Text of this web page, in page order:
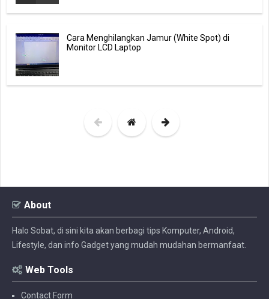
Cara Menghilangkan Jamur (White Spot) di
Monitor LCD Laptop
About
Halo Sobat, di sini kita akan berbagi tips Komputer, Android,
Lifestyle, dan info Gadget yang mudah mudahan bermanfaat.
Web Tools
Contact Form